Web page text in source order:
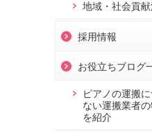
地域・社会貢
採用情報
お役立ちブログ
ピアノの運搬
ない運搬業者
を紹介